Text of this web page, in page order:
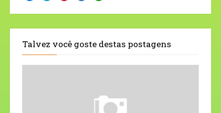
Talvez você goste destas postagens